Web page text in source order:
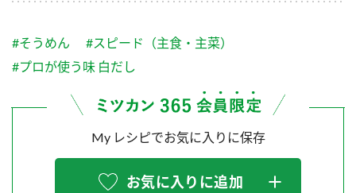
ふりかけ
炊き込みご飯の素 米飯用調味液
Fibee
つゆ
納豆のサイト
三ツ判山吹
スペシャルサイト
MIM（ミツカンミュージアム）
お客様相談センター
お客様の声をいかしました
販売終了製品のご案内
よくあるご質問
#そうめん
#スピード（主食・主菜）
#プロが使う味 白だし
My レシピでお気に入りに保存
お気に入りに追加